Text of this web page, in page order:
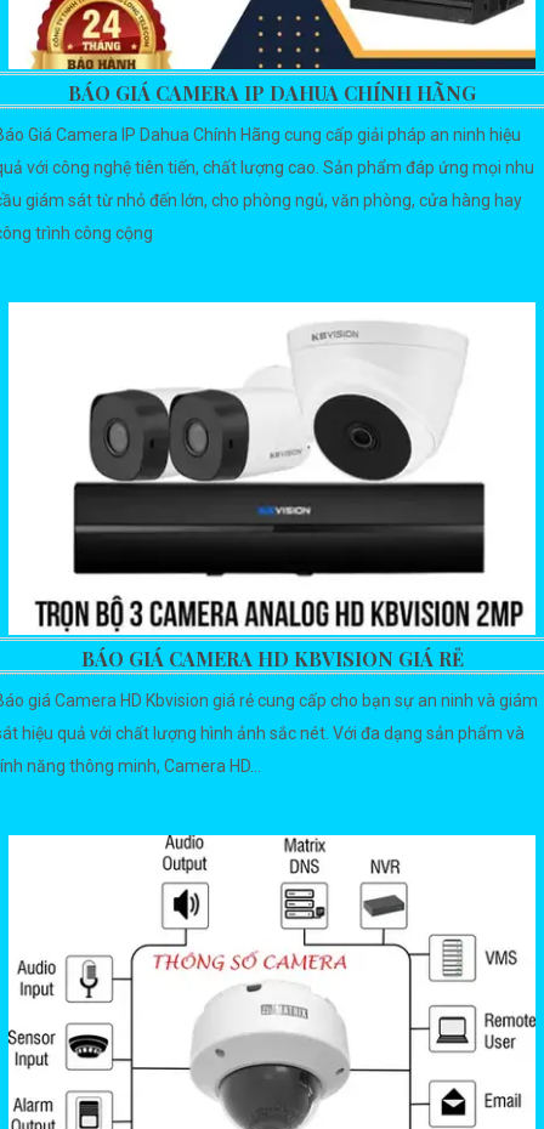
BÁO GIÁ CAMERA IP DAHUA CHÍNH HÃNG
Giá Camera IP Dahua Chính Hãng cung cấp giải pháp an ninh hiệu
với công nghệ tiên tiến, chất lượng cao. Sản phẩm đáp ứng mọi nhu
giám sát từ nhỏ đến lớn, cho phòng ngủ, văn phòng, cửa hàng hay
trình công cộng
BÁO GIÁ CAMERA HD KBVISION GIÁ RẺ
giá Camera HD Kbvision giá rẻ cung cấp cho bạn sự an ninh và giám
hiệu quả với chất lượng hình ảnh sắc nét. Với đa dạng sản phẩm và
năng thông minh, Camera HD...